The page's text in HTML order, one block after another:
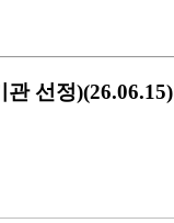
선정)(26.06.15)